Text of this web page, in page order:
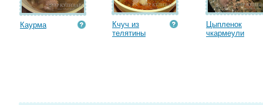
Каурма
Кчуч из
телятины
Цыпленок
чкармеули